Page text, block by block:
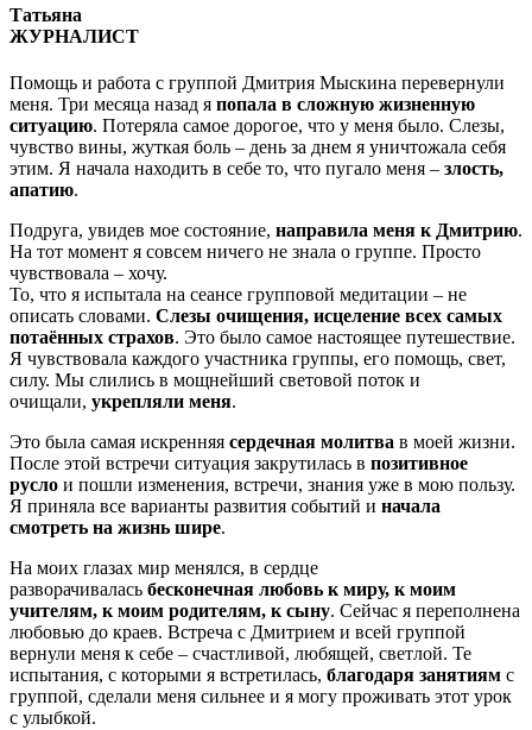
Татьяна
ЖУРНАЛИСТ
Помощь и работа с группой Дмитрия Мыскина перевернули
меня. Три месяца назад я попала в сложную жизненную
ситуацию. Потеряла самое дорогое, что у меня было. Слезы,
чувство вины, жуткая боль – день за днем я уничтожала себя
этим. Я начала находить в себе то, что пугало меня – злость,
апатию.
Подруга, увидев мое состояние, направила меня к Дмитрию.
На тот момент я совсем ничего не знала о группе. Просто
чувствовала – хочу.
То, что я испытала на сеансе групповой медитации – не
описать словами. Слезы очищения, исцеление всех самых
потаённых страхов. Это было самое настоящее путешествие.
Я чувствовала каждого участника группы, его помощь, свет,
силу. Мы слились в мощнейший световой поток и
очищали, укрепляли меня.
Это была самая искренняя сердечная молитва в моей жизни.
После этой встречи ситуация закрутилась в позитивное
русло и пошли изменения, встречи, знания уже в мою пользу.
Я приняла все варианты развития событий и начала
смотреть на жизнь шире.
На моих глазах мир менялся, в сердце
разворачивалась бесконечная любовь к миру, к моим
учителям, к моим родителям, к сыну. Сейчас я переполнена
любовью до краев. Встреча с Дмитрием и всей группой
вернули меня к себе – счастливой, любящей, светлой. Те
испытания, с которыми я встретилась, благодаря занятиям с
группой, сделали меня сильнее и я могу проживать этот урок
с улыбкой.